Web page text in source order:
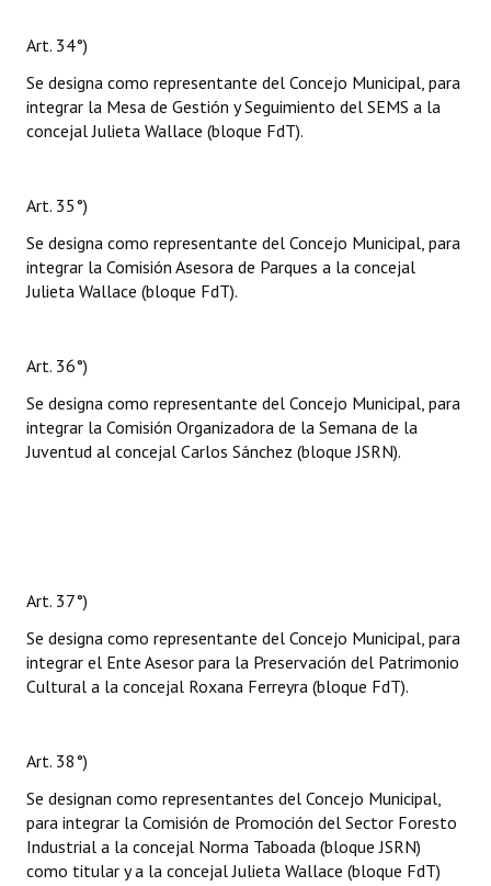
Art. 34°)
Se designa como representante del Concejo Municipal, para
integrar la Mesa de Gestión y Seguimiento del SEMS a la
concejal Julieta Wallace (bloque FdT).
Art. 35°)
Se designa como representante del Concejo Municipal, para
integrar la Comisión Asesora de Parques a la concejal
Julieta Wallace (bloque FdT).
Art. 36°)
Se designa como representante del Concejo Municipal, para
integrar la Comisión Organizadora de la Semana de la
Juventud al concejal Carlos Sánchez (bloque JSRN).
Art. 37°)
Se designa como representante del Concejo Municipal, para
integrar el Ente Asesor para la Preservación del Patrimonio
Cultural a la concejal Roxana Ferreyra (bloque FdT).
Art. 38°)
Se designan como representantes del Concejo Municipal,
para integrar la Comisión de Promoción del Sector Foresto
Industrial a la concejal Norma Taboada (bloque JSRN)
como titular y a la concejal Julieta Wallace (bloque FdT)